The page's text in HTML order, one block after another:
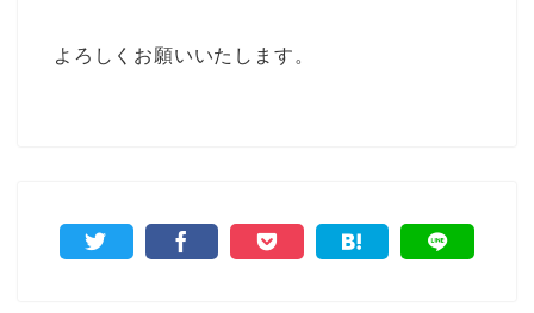
よろしくお願いいたします。